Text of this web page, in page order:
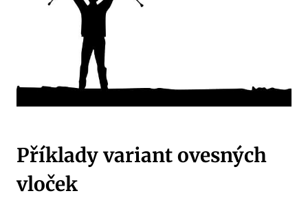
Příklady variant ovesných
vloček